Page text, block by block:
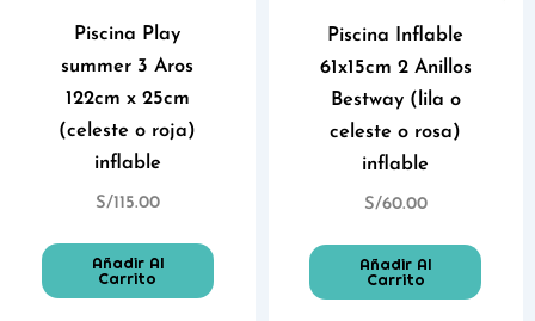
Piscina Play
summer 3 Aros
122cm x 25cm
(celeste o roja)
inflable
S/115.00
Añadir Al
Carrito
Piscina Inflable
61x15cm 2 Anillos
Bestway (lila o
celeste o rosa)
inflable
S/60.00
Añadir Al
Carrito